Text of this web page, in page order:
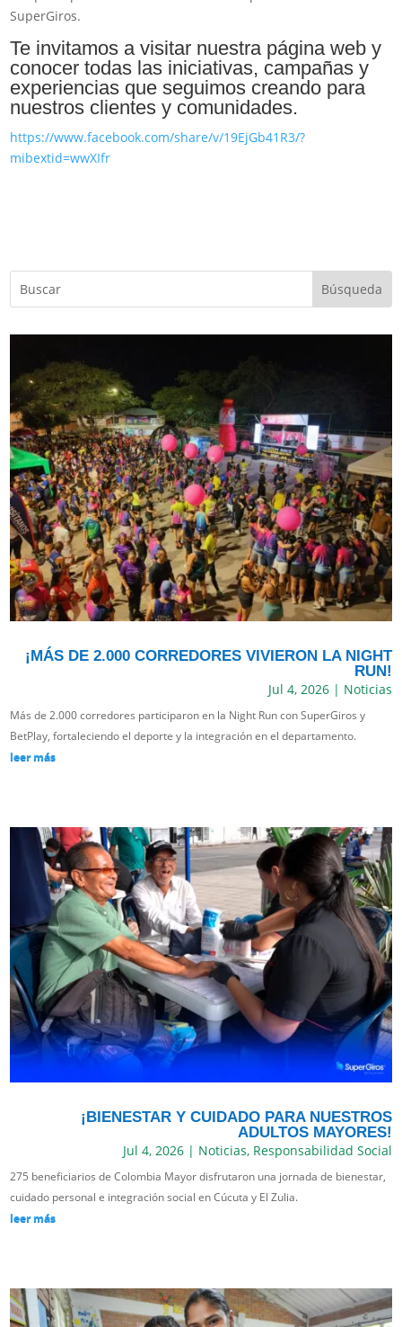
SuperGiros.
Te invitamos a visitar nuestra página web y
conocer todas las iniciativas, campañas y
experiencias que seguimos creando para
nuestros clientes y comunidades.
https://www.facebook.com/share/v/19EjGb41R3/?
mibextid=wwXIfr
¡MÁS DE 2.000 CORREDORES VIVIERON LA NIGHT
RUN!
Jul 4, 2026| Noticias
Más de 2.000 corredores participaron en la Night Run con SuperGiros y
BetPlay, fortaleciendo el deporte y la integración en el departamento.
leer más
¡BIENESTAR Y CUIDADO PARA NUESTROS
ADULTOS MAYORES!
Jul 4, 2026| Noticias, Responsabilidad Social
275 beneficiarios de Colombia Mayor disfrutaron una jornada de bienestar,
cuidado personal e integración social en Cúcuta y El Zulia.
leer más